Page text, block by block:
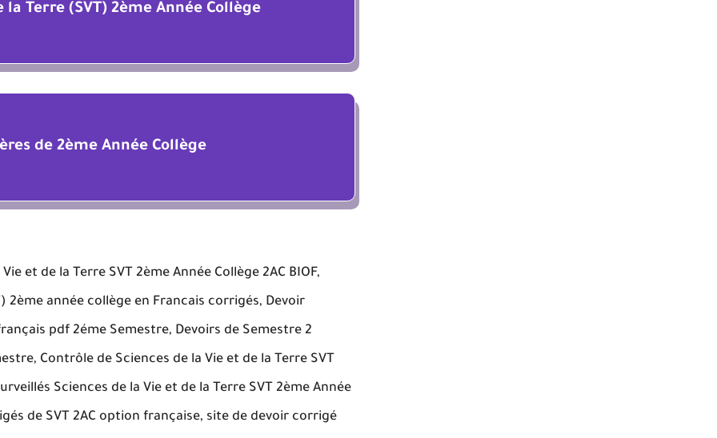
la Terre (SVT) 2ème Année Collège
de 2ème Année Collège
et de la Terre SVT 2ème Année Collège 2AC BIOF,
2ème année collège en Francais corrigés, Devoir
pdf 2éme Semestre, Devoirs de Semestre 2
Contrôle de Sciences de la Vie et de la Terre SVT
Sciences de la Vie et de la Terre SVT 2ème Année
de SVT 2AC option française, site de devoir corrigé